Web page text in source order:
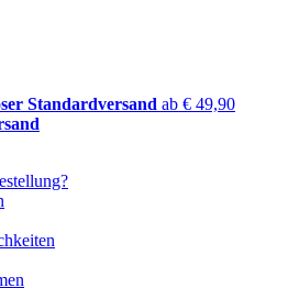
Standardversand ab € 49,90